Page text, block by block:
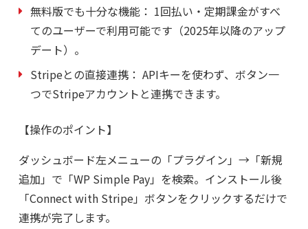
無料版でも十分な機能： 1回払い・定期課金がすべ
てのユーザーで利用可能です（2025年以降のアップ
デート）。
Stripeとの直接連携： APIキーを使わず、ボタン一
つでStripeアカウントと連携できます。
【操作のポイント】
ダッシュボード左メニューの「プラグイン」→「新規
追加」で「WP Simple Pay」を検索。インストール後
「Connect with Stripe」ボタンをクリックするだけで
連携が完了します。